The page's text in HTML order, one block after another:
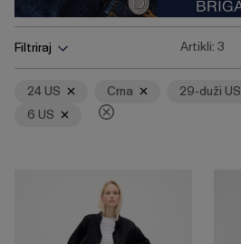
tipku
Enter
za
Filtriraj Artikli:3
24 US Crna 29-duži US
6 US